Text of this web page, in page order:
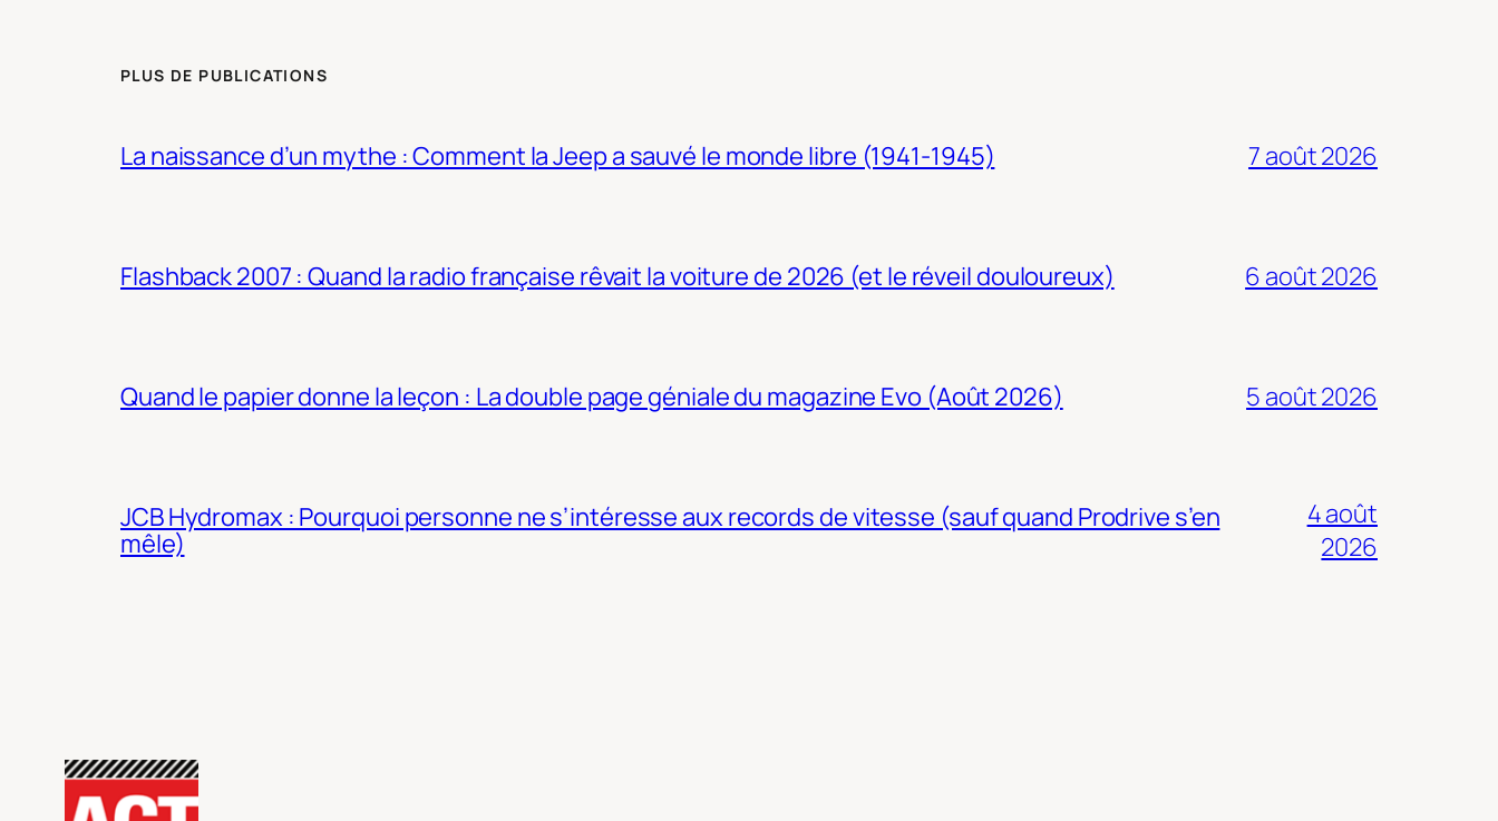
PLUS DE PUBLICATIONS
La naissance d’un mythe : Comment la Jeep a sauvé le monde libre (1941-1945) 7 août 2026
Flashback 2007 : Quand la radio française rêvait la voiture de 2026 (et le réveil douloureux) 6 août 2026
Quand le papier donne la leçon : La double page géniale du magazine Evo (Août 2026) 5 août 2026
JCB Hydromax : Pourquoi personne ne s’intéresse aux records de vitesse (sauf quand Prodrive s’en
mêle)
4 août
2026